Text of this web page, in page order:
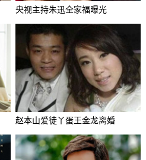
央视主持朱迅全家福曝光
赵本山爱徒丫蛋王金龙离婚